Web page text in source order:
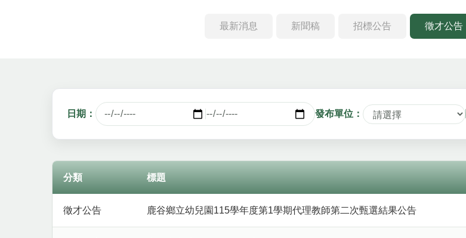
最新消息 新聞稿 招標公告 徵才公告
日期： 發布單位：
分類 標題
徵才公告 鹿谷鄉立幼兒園115學年度第1學期代理教師第二次甄選結果公告